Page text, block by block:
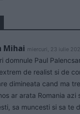
Mihai miercuri, 23 iulie
domnule Paul
de realist si de
dimineata cand ma
ar arata Romania azi
sa muncesti si sa te